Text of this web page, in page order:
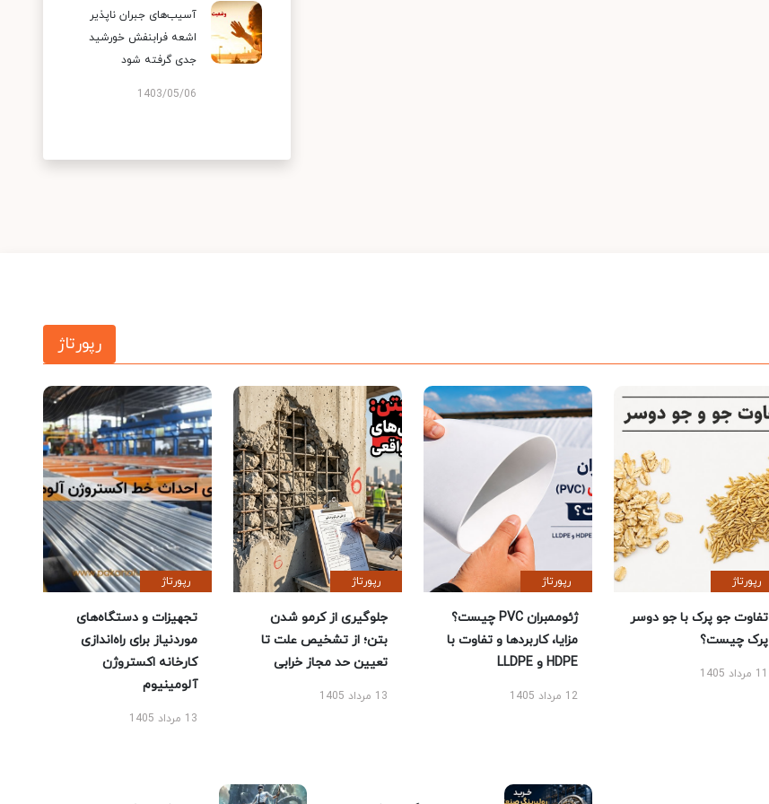
آسیب‌های جبران ناپذیر
اشعه فرابنفش خورشید
جدی گرفته شود
1403/05/06
رپورتاژ
رپورتاژ
تفاوت جو پرک با جو دوسر
پرک چیست؟
11 مرداد 1405
رپورتاژ
ژئوممبران PVC چیست؟
مزایا، کاربردها و تفاوت با
HDPE و LLDPE
12 مرداد 1405
رپورتاژ
جلوگیری از کرمو شدن
بتن؛ از تشخیص علت تا
تعیین حد مجاز خرابی
13 مرداد 1405
رپورتاژ
تجهیزات و دستگاه‌های
موردنیاز برای راه‌اندازی
کارخانه اکستروژن
آلومینیوم
13 مرداد 1405